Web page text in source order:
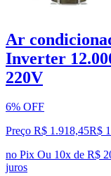
Ar
Inverter
220V
6% OFF
Preço R$ 1.918,45R$
no Pix Ou 10x de R$
juros